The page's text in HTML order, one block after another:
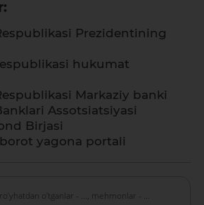
Prezidentining
hukumat
Markaziy banki
Assotsiatsiyasi
Birjasi
yagona portali
ro‘yhatdan o‘tganlar - ..., mehmonlar - ...